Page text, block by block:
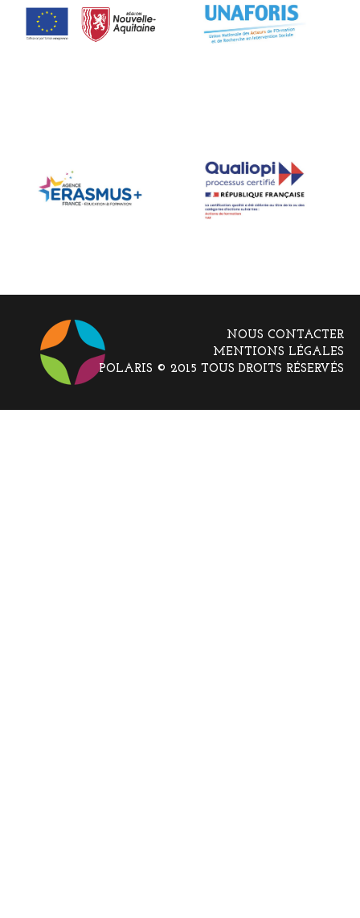
NOUS CONTACTER
MENTIONS LÉGALES
POLARIS © 2015 TOUS DROITS RÉSERVÉS